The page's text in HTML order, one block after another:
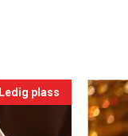
Ledig plass